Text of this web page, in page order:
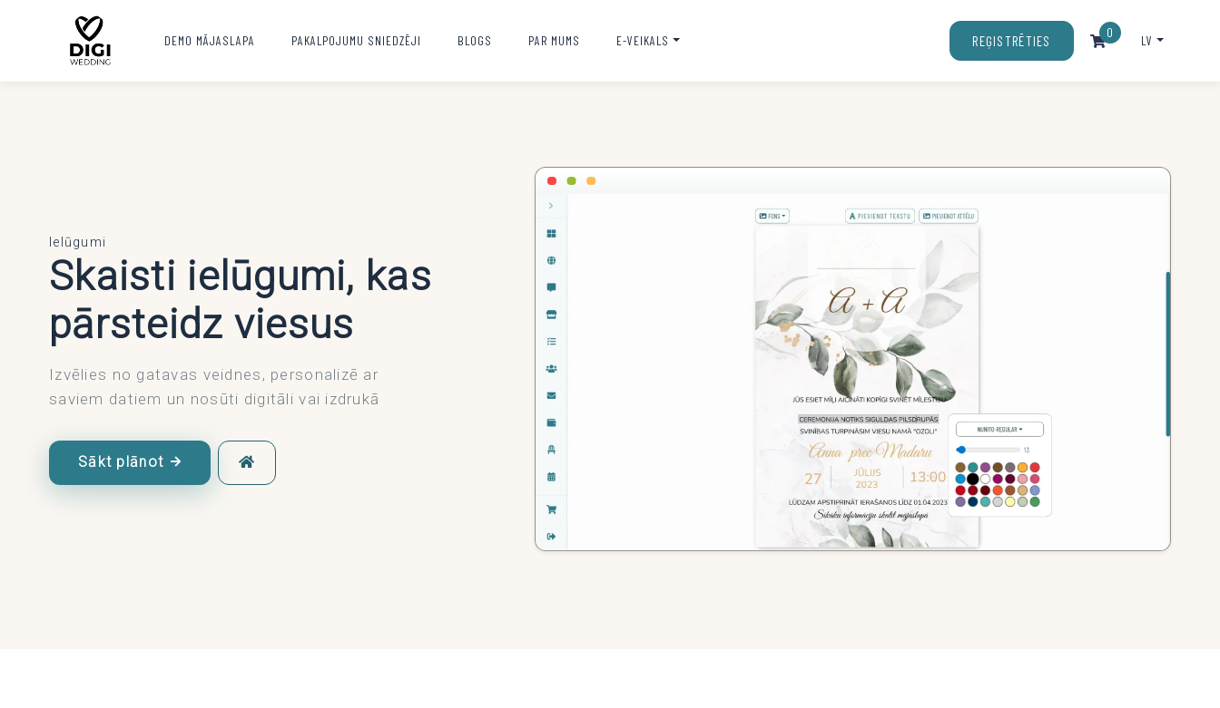
DEMO MĀJASLAPA PAKALPOJUMU SNIEDZĒJI BLOGS PAR MUMS E-VEIKALS REĢISTRĒTIES
0
LV
Ielūgumi
Skaisti ielūgumi, kas
pārsteidz viesus
Izvēlies no gatavas veidnes, personalizē ar
saviem datiem un nosūti digitāli vai izdrukā
Sākt plānot